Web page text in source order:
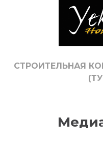
СТРОИТЕЛЬНАЯ